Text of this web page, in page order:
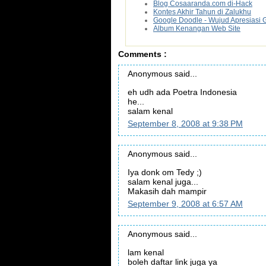
Blog Cosaaranda.com di-Hack
Kontes Akhir Tahun di Zalukhu
Google Doodle - Wujud Apresiasi
Album Kenangan Web Site
Comments :
Anonymous said...
eh udh ada Poetra Indonesia
he...
salam kenal
September 8, 2008 at 9:38 PM
Anonymous said...
Iya donk om Tedy ;)
salam kenal juga...
Makasih dah mampir
September 9, 2008 at 6:57 AM
Anonymous said...
lam kenal
boleh daftar link juga ya